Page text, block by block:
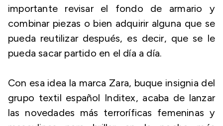
importante revisar el fondo de armario y
combinar piezas o bien adquirir alguna que se
pueda reutilizar después, es decir, que se le
pueda sacar partido en el día a día.
Con esa idea la marca Zara, buque insignia del
grupo textil español Inditex, acaba de lanzar
las novedades más terroríficas femeninas y